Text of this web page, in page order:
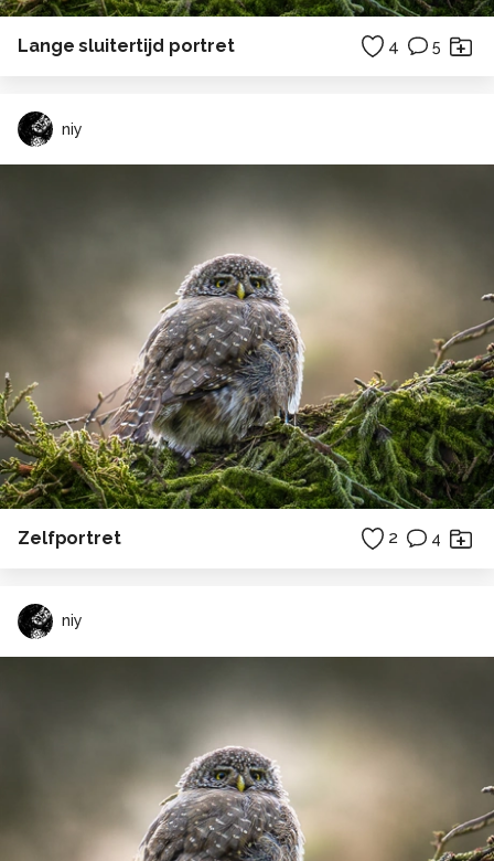
Lange sluitertijd portret 4 5
niy
Zelfportret 2 4
niy